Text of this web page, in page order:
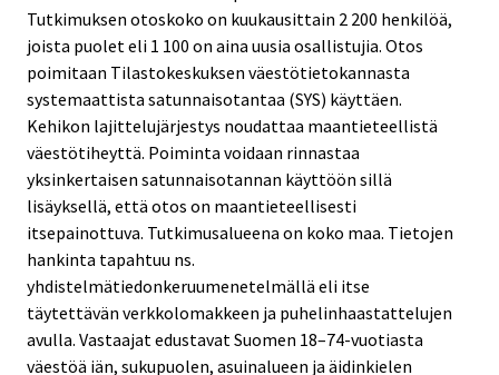
Tutkimuksen otoskoko on kuukausittain 2 200 henkilöä,
joista puolet eli 1 100 on aina uusia osallistujia. Otos
poimitaan Tilastokeskuksen väestötietokannasta
systemaattista satunnaisotantaa (SYS) käyttäen.
Kehikon lajittelujärjestys noudattaa maantieteellistä
väestötiheyttä. Poiminta voidaan rinnastaa
yksinkertaisen satunnaisotannan käyttöön sillä
lisäyksellä, että otos on maantieteellisesti
itsepainottuva. Tutkimusalueena on koko maa. Tietojen
hankinta tapahtuu ns.
yhdistelmätiedonkeruumenetelmällä eli itse
täytettävän verkkolomakkeen ja puhelinhaastattelujen
avulla. Vastaajat edustavat Suomen 18–74-vuotiasta
väestöä iän, sukupuolen, asuinalueen ja äidinkielen